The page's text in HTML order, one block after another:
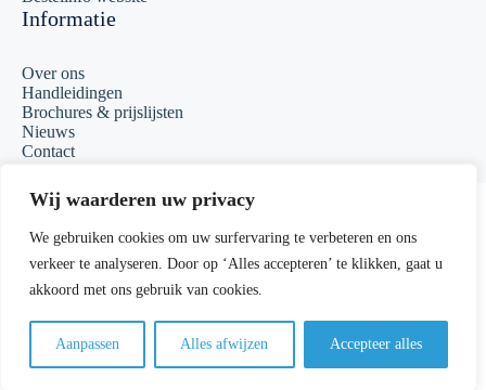
Wij waarderen uw privacy
We gebruiken cookies om uw surfervaring te verbeteren en ons
verkeer te analyseren. Door op ‘Alles accepteren’ te klikken, gaat u
akkoord met ons gebruik van cookies.
Aanpassen Alles afwijzen Accepteer alles
Informatie
Over ons
Handleidingen
Brochures & prijslijsten
Nieuws
Contact
Copyright 2023 Matcall
Algemene voorwaarden
Privacyverklaring
Sitemap